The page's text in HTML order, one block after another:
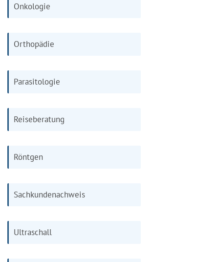
Onkologie
Orthopädie
Parasitologie
Reiseberatung
Röntgen
Sachkundenachweis
Ultraschall